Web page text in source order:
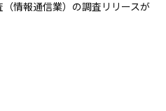
情報通信業）の調査リリースが